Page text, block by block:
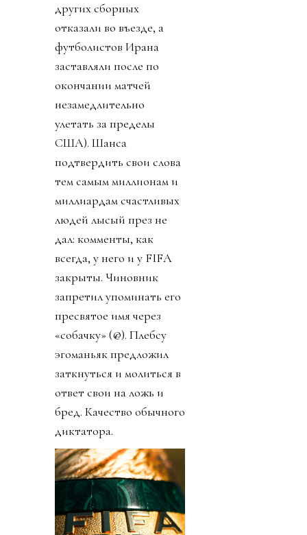
других сборных
отказали во въезде, а
футболистов Ирана
заставляли после по
окончании матчей
незамедлительно
улетать за пределы
США). Шанса
подтвердить свои слова
тем самым миллионам и
миллиардам счастливых
людей лысый през не
дал: комменты, как
всегда, у него и у FIFA
закрыты. Чиновник
запретил упоминать его
пресвятое имя через
«собачку» (@). Плебсу
эгоманьяк предложил
заткнуться и молиться в
ответ свои на ложь и
бред. Качество обычного
диктатора.